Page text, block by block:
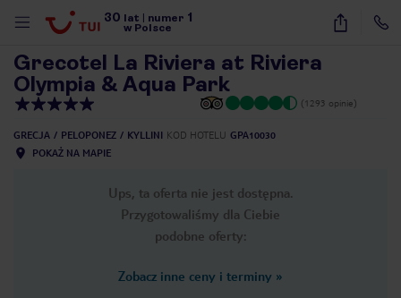
30 lat numer 1
w Polsce
39
Grecotel La Riviera at Riviera
Olympia & Aqua Park
(1293 opinie)
GRECJA PELOPONEZ KYLLINI KOD HOTELU GPA10030
POKAŻ NA MAPIE
Ups, ta oferta nie jest dostępna.
Przygotowaliśmy dla Ciebie
podobne oferty:
Zobacz inne ceny i terminy »